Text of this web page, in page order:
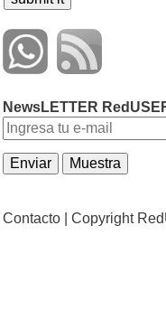
NewsLETTER
Contacto | Copyright